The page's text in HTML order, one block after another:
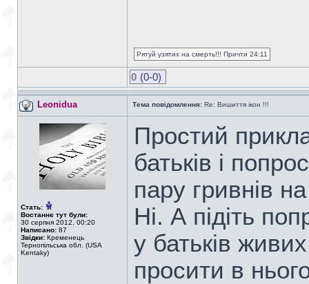
Рятуй узятих на смерть!!! Причти 24:11
0 (0-0)
Leonidua Тема повідомлення: Re: Вишиття ікон !!!
Стать:
Востаннє тут були:
30 серпня 2012, 00:20
Написано: 87
Звідки: Кременець
Тернопільська обл. (USA
Kentaky)
Простий
батьків і
пару гривнів
Ні. А підіть
у батьків
просити в